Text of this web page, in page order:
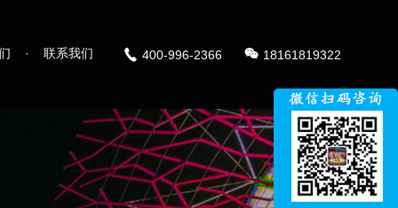
· 联系我们 400-996-2366 18161819322